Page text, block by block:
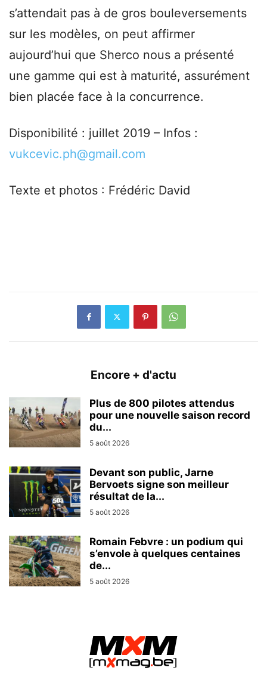
s’attendait pas à de gros bouleversements
sur les modèles, on peut affirmer
aujourd’hui que Sherco nous a présenté
une gamme qui est à maturité, assurément
bien placée face à la concurrence.
Disponibilité : juillet 2019 – Infos :
vukcevic.ph@gmail.com
Texte et photos : Frédéric David
Encore + d'actu
Plus de 800 pilotes attendus
pour une nouvelle saison record
du...
5 août 2026
Devant son public, Jarne
Bervoets signe son meilleur
résultat de la...
5 août 2026
Romain Febvre : un podium qui
s’envole à quelques centaines
de...
5 août 2026